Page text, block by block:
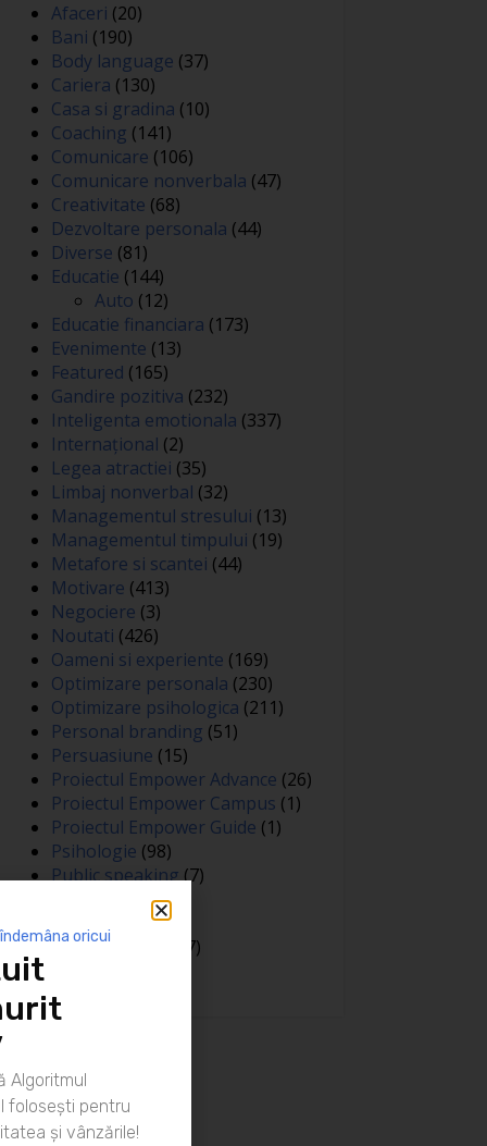
Afaceri (20)
Bani (190)
Body language (37)
Cariera (130)
Casa si gradina (10)
Coaching (141)
Comunicare (106)
Comunicare nonverbala (47)
Creativitate (68)
Dezvoltare personala (44)
Diverse (81)
Educatie (144)
Auto (12)
Educatie financiara (173)
Evenimente (13)
Featured (165)
Gandire pozitiva (232)
Inteligenta emotionala (337)
Internațional (2)
Legea atractiei (35)
Limbaj nonverbal (32)
Managementul stresului (13)
Managementul timpului (19)
Metafore si scantei (44)
Motivare (413)
Negociere (3)
Noutati (426)
Oameni si experiente (169)
Optimizare personala (230)
Optimizare psihologica (211)
Personal branding (51)
Persuasiune (15)
Proiectul Empower Advance (26)
Proiectul Empower Campus (1)
Proiectul Empower Guide (1)
Psihologie (98)
Public speaking(7)
(81)
Spiritualitate
(127)
oricui
Algoritmul
folosești pentru
și vânzările!